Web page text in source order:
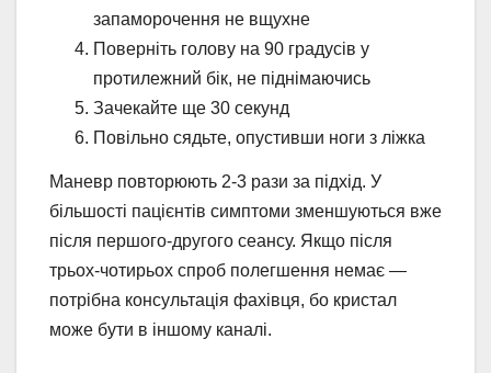
запаморочення не вщухне
Поверніть голову на 90 градусів у
протилежний бік, не піднімаючись
Зачекайте ще 30 секунд
Повільно сядьте, опустивши ноги з ліжка
Маневр повторюють 2-3 рази за підхід. У
більшості пацієнтів симптоми зменшуються вже
після першого-другого сеансу. Якщо після
трьох-чотирьох спроб полегшення немає —
потрібна консультація фахівця, бо кристал
може бути в іншому каналі.